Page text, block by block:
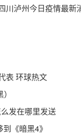
川泸州今日疫情最新
表 环球热文
发在哪里发送
《暗黑4》